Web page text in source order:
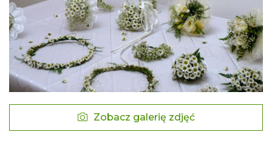
Zobacz galerię zdjęć